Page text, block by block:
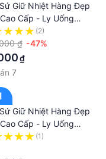
Giữ Nhiệt Hàng Đẹp
Cấp - Ly Uống
Bằng Gốm Có Nắp Soi
Bền Đẹp Khó Vỡ
(2)
₫ -47%
₫
7
Giữ Nhiệt Hàng Đẹp
Cấp - Ly Uống
Bằng Gốm Có Nắp Soi
(1)